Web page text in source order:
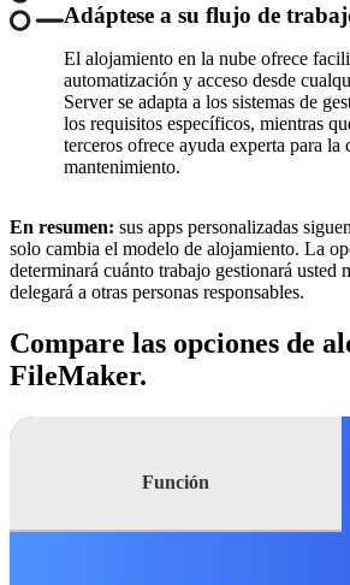
Adáptese a su flujo de
El alojamiento en la nube ofrece
automatización y acceso desde
Server se adapta a los sistemas de
los requisitos específicos, mientras
terceros ofrece ayuda experta para
mantenimiento.
En resumen: sus apps personalizadas
solo cambia el modelo de alojamiento. La
determinará cuánto trabajo gestionará usted
delegará a otras personas responsables.
Compare las opciones de
FileMaker.
Función